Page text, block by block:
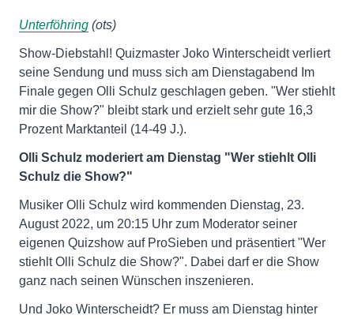
Unterföhring (ots)
Show-Diebstahl! Quizmaster Joko Winterscheidt verliert
seine Sendung und muss sich am Dienstagabend Im
Finale gegen Olli Schulz geschlagen geben. "Wer stiehlt
mir die Show?" bleibt stark und erzielt sehr gute 16,3
Prozent Marktanteil (14-49 J.).
Olli Schulz moderiert am Dienstag "Wer stiehlt Olli
Schulz die Show?"
Musiker Olli Schulz wird kommenden Dienstag, 23.
August 2022, um 20:15 Uhr zum Moderator seiner
eigenen Quizshow auf ProSieben und präsentiert "Wer
stiehlt Olli Schulz die Show?". Dabei darf er die Show
ganz nach seinen Wünschen inszenieren.
Und Joko Winterscheidt? Er muss am Dienstag hinter